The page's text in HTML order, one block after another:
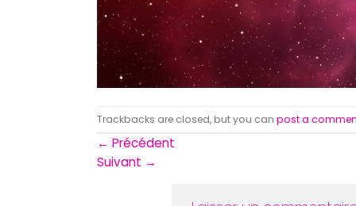
Trackbacks are closed, but you can post a
← Précédent
Suivant →